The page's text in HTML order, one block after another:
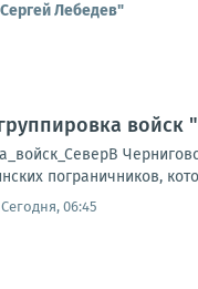
Лебедев"
группировка
пограничников,
Сегодня, 06:45